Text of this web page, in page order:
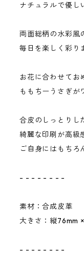
ナチュラルで優し
両面総柄の水彩風
毎日を楽しく彩り
お花に合わせてお
ももちーうさぎが
合皮のしっとりし
綺麗な印刷が高級
ご自身にはもち
- - - - - - - -
素材：合成皮革
大きさ：縦76mm
- - - - - - - -